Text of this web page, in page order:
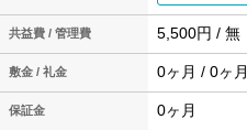
共益費 / 管理費 5,500円 / 無
敷金 / 礼金 0ヶ月 / 0ヶ月
保証金 0ヶ月